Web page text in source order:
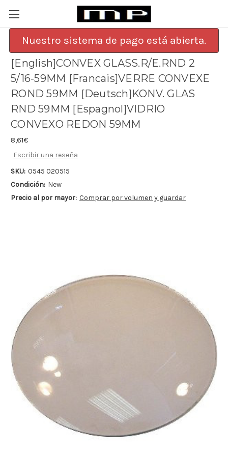
Nuestro sistema de pago está abierta.
[English]CONVEX GLASS.R/E.RND 2
5/16-59MM [Francais]VERRE CONVEXE
ROND 59MM [Deutsch]KONV. GLAS
RND 59MM [Espagnol]VIDRIO
CONVEXO REDON 59MM
8,61€
Escribir una reseña
SKU: 0545 020515
Condición: New
Precio al por mayor: Comprar por volumen y guardar